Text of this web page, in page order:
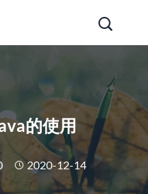
的使用
2020-12-14